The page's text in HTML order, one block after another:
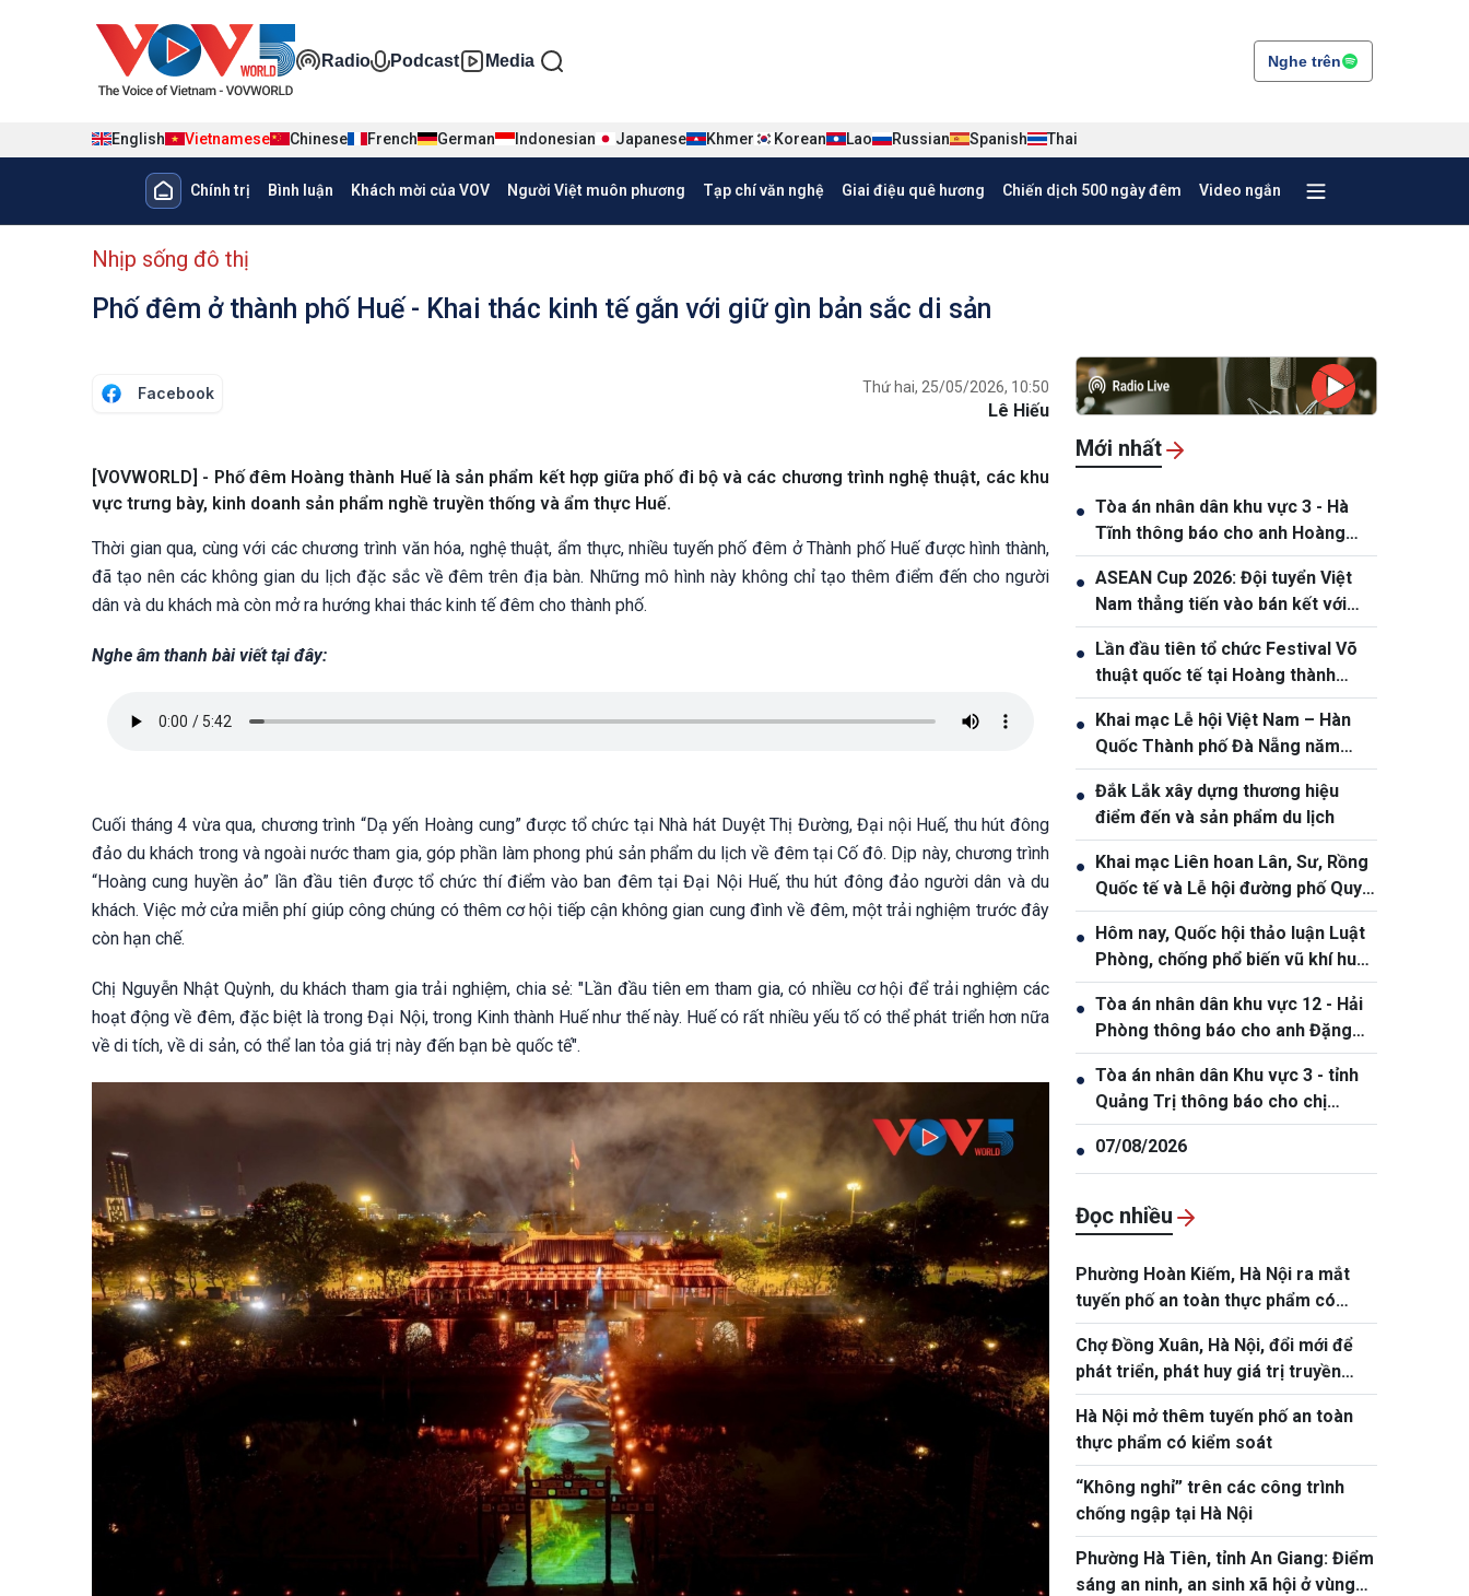
Đa phương tiện tiếng Việt
Radio Podcast Media Nghe trên
English Vietnamese Chinese French German Indonesian Japanese Khmer Korean Lao Russian Spanish Thai
Main navigation
Chính trị Bình luận Khách mời của VOV Người Việt muôn phương Tạp chí văn nghệ Giai điệu quê hương Chiến dịch 500 ngày đêm Video ngắn
menu phụ tiếng Việt
Nhịp sống đô thị
Phố đêm ở thành phố Huế - Khai thác kinh tế gắn với giữ gìn bản sắc di sản
Facebook Thứ hai, 25/05/2026, 10:50
Lê Hiếu
[VOVWORLD] - Phố đêm Hoàng thành Huế là sản phẩm kết hợp giữa phố đi bộ và các chương trình nghệ thuật, các khu
vực trưng bày, kinh doanh sản phẩm nghề truyền thống và ẩm thực Huế.
Thời gian qua, cùng với các chương trình văn hóa, nghệ thuật, ẩm thực, nhiều tuyến phố đêm ở Thành phố Huế được hình thành,
đã tạo nên các không gian du lịch đặc sắc về đêm trên địa bàn. Những mô hình này không chỉ tạo thêm điểm đến cho người
dân và du khách mà còn mở ra hướng khai thác kinh tế đêm cho thành phố.
Nghe âm thanh bài viết tại đây:
Cuối tháng 4 vừa qua, chương trình “Dạ yến Hoàng cung” được tổ chức tại Nhà hát Duyệt Thị Đường, Đại nội Huế, thu hút đông
đảo du khách trong và ngoài nước tham gia, góp phần làm phong phú sản phẩm du lịch về đêm tại Cố đô. Dịp này, chương trình
“Hoàng cung huyền ảo” lần đầu tiên được tổ chức thí điểm vào ban đêm tại Đại Nội Huế, thu hút đông đảo người dân và du
khách. Việc mở cửa miễn phí giúp công chúng có thêm cơ hội tiếp cận không gian cung đình về đêm, một trải nghiệm trước đây
còn hạn chế.
Chị Nguyễn Nhật Quỳnh, du khách tham gia trải nghiệm, chia sẻ: "Lần đầu tiên em tham gia, có nhiều cơ hội để trải nghiệm các
hoạt động về đêm, đặc biệt là trong Đại Nội, trong Kinh thành Huế như thế này. Huế có rất nhiều yếu tố có thể phát triển hơn nữa
về di tích, về di sản, có thể lan tỏa giá trị này đến bạn bè quốc tế".
Mới nhất
● Tòa án nhân dân khu vực 3 - Hà
Tĩnh thông báo cho anh Hoàng
Phan Anh, sinh năm 1980
● ASEAN Cup 2026: Đội tuyển Việt
Nam thẳng tiến vào bán kết với
thành tích nhất bảng
● Lần đầu tiên tổ chức Festival Võ
thuật quốc tế tại Hoàng thành
Thăng Long
● Khai mạc Lễ hội Việt Nam – Hàn
Quốc Thành phố Đà Nẵng năm
2026
● Đắk Lắk xây dựng thương hiệu
điểm đến và sản phẩm du lịch
● Khai mạc Liên hoan Lân, Sư, Rồng
Quốc tế và Lễ hội đường phố Quy
Nhơn – Gia Lai 2026
● Hôm nay, Quốc hội thảo luận Luật
Phòng, chống phổ biến vũ khí huỷ
diệt hàng loạt
● Tòa án nhân dân khu vực 12 - Hải
Phòng thông báo cho anh Đặng
Hồng Tiệp, sinh ngày 20/5/1989
● Tòa án nhân dân Khu vực 3 - tỉnh
Quảng Trị thông báo cho chị
Phạm Thị Giang, sinh ngày
19/10/1991
● 07/08/2026
Đọc nhiều
Phường Hoàn Kiếm, Hà Nội ra mắt
tuyến phố an toàn thực phẩm có
kiểm soát
Chợ Đồng Xuân, Hà Nội, đổi mới để
phát triển, phát huy giá trị truyền
thống
Hà Nội mở thêm tuyến phố an toàn
thực phẩm có kiểm soát
“Không nghỉ” trên các công trình
chống ngập tại Hà Nội
Phường Hà Tiên, tỉnh An Giang: Điểm
sáng an ninh, an sinh xã hội ở vùng